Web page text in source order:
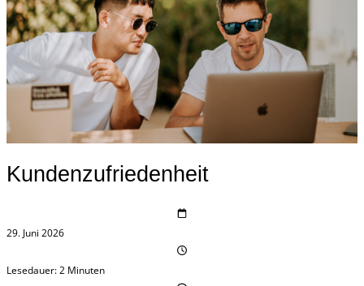
Kundenzufriedenheit
29. Juni 2026
Lesedauer: 2 Minuten